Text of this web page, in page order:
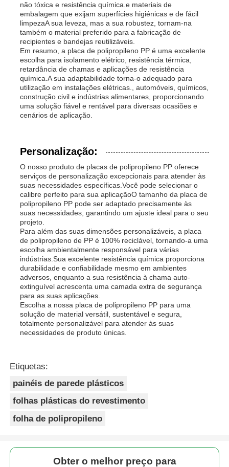
não tóxica e resistência química.e materiais de
embalagem que exijam superfícies higiénicas e de fácil
limpezaA sua leveza, mas a sua robustez, tornam-na
também o material preferido para a fabricação de
recipientes e bandejas reutilizáveis.
Em resumo, a placa de polipropileno PP é uma excelente
escolha para isolamento elétrico, resistência térmica,
retardância de chamas e aplicações de resistência
química.A sua adaptabilidade torna-o adequado para
utilização em instalações elétricas., automóveis, químicos,
construção civil e indústrias alimentares, proporcionando
uma solução fiável e rentável para diversas ocasiões e
cenários de aplicação.
Personalização:
O nosso produto de placas de polipropileno PP oferece
serviços de personalização excepcionais para atender às
suas necessidades específicas.Você pode selecionar o
calibre perfeito para sua aplicaçãoO tamanho da placa de
polipropileno PP pode ser adaptado precisamente às
suas necessidades, garantindo um ajuste ideal para o seu
projeto.
Para além das suas dimensões personalizáveis, a placa
de polipropileno de PP é 100% reciclável, tornando-a uma
escolha ambientalmente responsável para várias
indústrias.Sua excelente resistência química proporciona
durabilidade e confiabilidade mesmo em ambientes
adversos, enquanto a sua resistência à chama auto-
extinguível acrescenta uma camada extra de segurança
para as suas aplicações.
Escolha a nossa placa de polipropileno PP para uma
solução de material versátil, sustentável e segura,
totalmente personalizável para atender às suas
necessidades de produto únicas.
Etiquetas:
painéis de parede plásticos
folhas plásticas do revestimento
folha de polipropileno
Obter o melhor preço para